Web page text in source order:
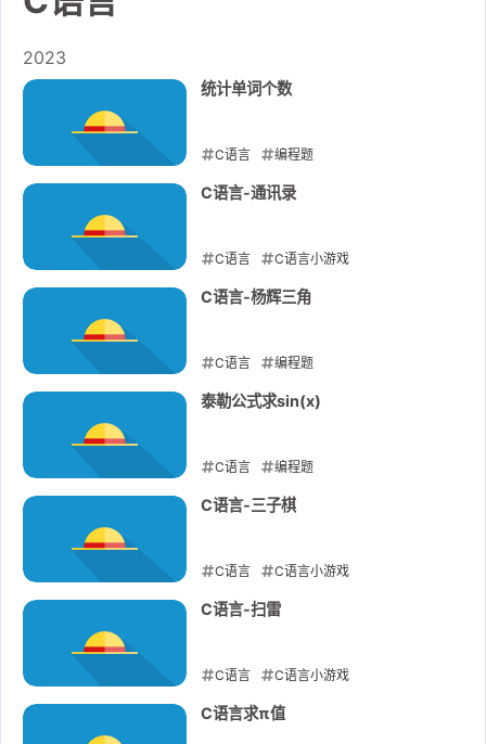
2023
统计单词个数
C语言 编程题
2023-05-21
C语言-通讯录
C语言 C语言小游戏
2023-05-21
C语言-杨辉三角
C语言 编程题
2023-05-19
泰勒公式求sin(x)
C语言 编程题
2023-05-19
C语言-三子棋
C语言 C语言小游戏
2023-04-29
C语言-扫雷
C语言 C语言小游戏
2023-04-29
C语言求π值